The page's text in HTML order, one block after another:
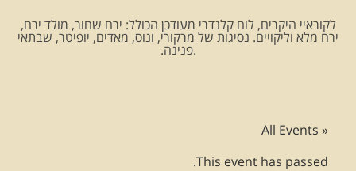
לקוראיי היקרים, לוח קלנדרי מעודכן הכולל: ירח שחור, מולד ירח,
ירח מלא וליקויים. נסיגות של מרקורי, ונוס, מאדים, יופיטר, שבתאי
.פנינה.
« All Events
This event has passed.